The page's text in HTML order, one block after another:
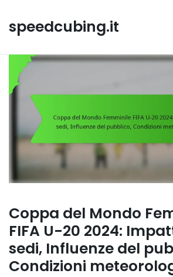
content
speedcubing.it
Coppa del Mondo
FIFA U-20 2024:
sedi, Influenze del
Condizioni